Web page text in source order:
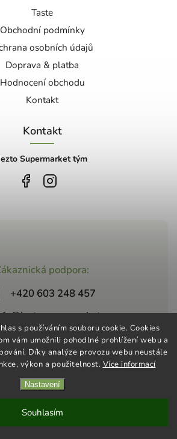
s používáním souboru cookie. Cookies
vám umožnili pohodlné prohlížení webu a
Díky analýze provozu webu neustále
výkon a použitelnost. Více informací
Nastavení
Souhlasím
podpora:
+420 603 248 457
Taste
Obchodní podmínky
osobních údajů
Doprava & platba
Hodnocení obchodu
Kontakt
Kontakt
Supermarket tým
Shoptet| Design